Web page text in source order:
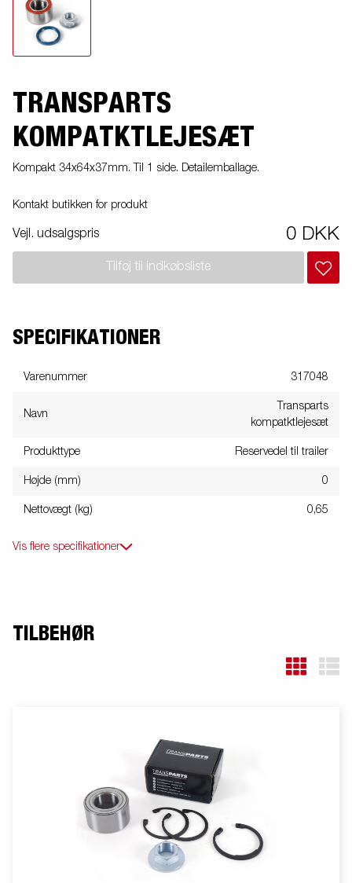
TRANSPARTS
KOMPATKTLEJESÆT
Kompakt 34x64x37mm. Til 1 side. Detailemballage.
Kontakt butikken for produkt
Vejl. udsalgspris 0 DKK
Tilføj til indkøbsliste
SPECIFIKATIONER
Varenummer 317048
Navn
Transparts
kompatktlejesæt
Produkttype Reservedel til trailer
Højde (mm) 0
Nettovægt (kg) 0,65
Vis flere specifikationer
TILBEHØR